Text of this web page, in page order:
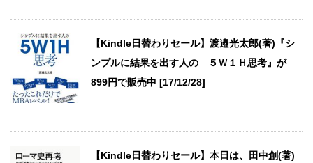
【Kindle日替わりセール】渡邉光太郎(著)『シ
ンプルに結果を出す人の ５Ｗ１Ｈ思考』が
899円で販売中 [17/12/28]
【Kindle日替わりセール】本日は、田中創(著)